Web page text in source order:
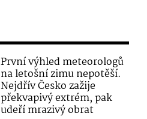
První výhled meteorologů
na letošní zimu nepotěší.
Nejdřív Česko zažije
překvapivý extrém, pak
udeří mrazivý obrat